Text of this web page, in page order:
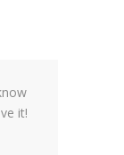
it!